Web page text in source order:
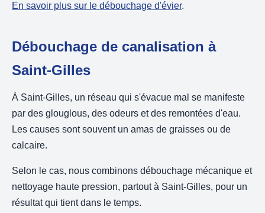
En savoir plus sur le débouchage d'évier.
Débouchage de canalisation à
Saint-Gilles
À Saint-Gilles, un réseau qui s'évacue mal se manifeste
par des glouglous, des odeurs et des remontées d'eau.
Les causes sont souvent un amas de graisses ou de
calcaire.
Selon le cas, nous combinons débouchage mécanique et
nettoyage haute pression, partout à Saint-Gilles, pour un
résultat qui tient dans le temps.